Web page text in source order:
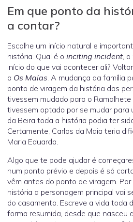
Em que ponto da
a contar?
Escolhe um início natural e
história. Qual é o inciting incident,
início do que vai acontecer ali?
a Os Maias. A mudança da família
ponto de viragem da história das
tivessem mudado para o Ramalhete
tivessem optado por se mudar para
da Beira toda a história podia ter
Certamente, Carlos da Maia teria
Maria Eduarda.
Algo que te pode ajudar é
num ponto prévio e depois é só
vêm antes do ponto de viragem.
história a personagem principal vai
do casamento. Escreve a vida toda
forma resumida, desde que nasceu